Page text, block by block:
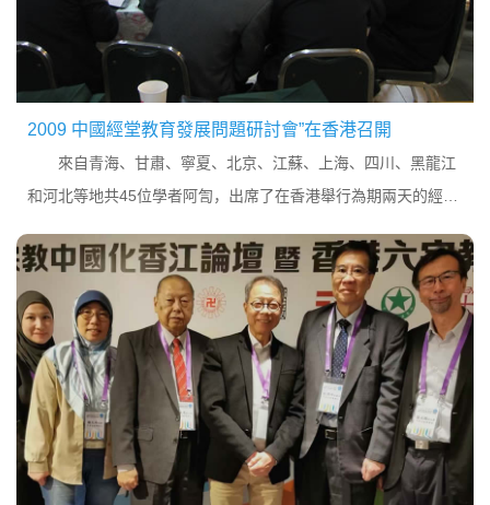
2009 中國經堂教育發展問題研討會”在香港召開
來自青海、甘肅、寧夏、北京、江蘇、上海、四川、黑龍江
和河北等地共45位學者阿訇，出席了在香港舉行為期兩天的經堂
肅省蘭州大學哲學社會學院客座教授喇敏智說...